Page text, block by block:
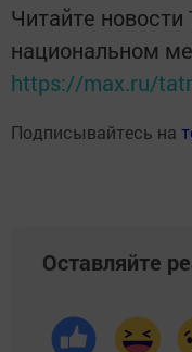
Читайте новости
национальном
https://max.ru/
Подписывайтесь на
Оставляйте